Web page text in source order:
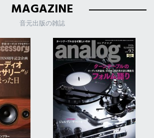
MAGAZINE
音元出版の雑誌